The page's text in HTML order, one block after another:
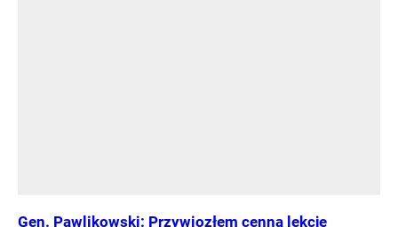
Gen. Pawlikowski: Przywiozłem cenną lekcję